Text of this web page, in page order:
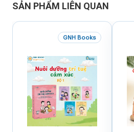
SẢN PHẨM LIÊN QUAN
GNH Books